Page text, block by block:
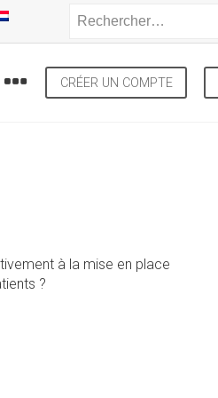
CRÉER UN COMPTE
à la mise en place
?